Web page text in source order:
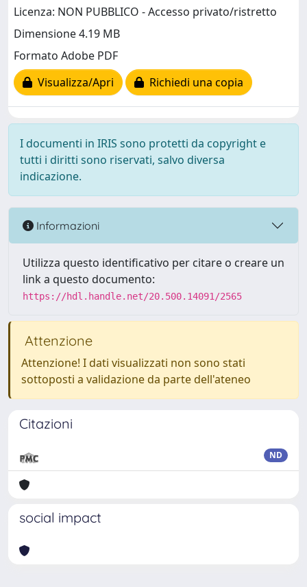
Licenza: NON PUBBLICO - Accesso privato/ristretto
Dimensione 4.19 MB
Formato Adobe PDF
Visualizza/Apri
Richiedi una copia
I documenti in IRIS sono protetti da copyright e
tutti i diritti sono riservati, salvo diversa
indicazione.
Informazioni
Utilizza questo identificativo per citare o creare un
link a questo documento:
https://hdl.handle.net/20.500.14091/2565
Attenzione
Attenzione! I dati visualizzati non sono stati
sottoposti a validazione da parte dell'ateneo
Citazioni
ND
social impact